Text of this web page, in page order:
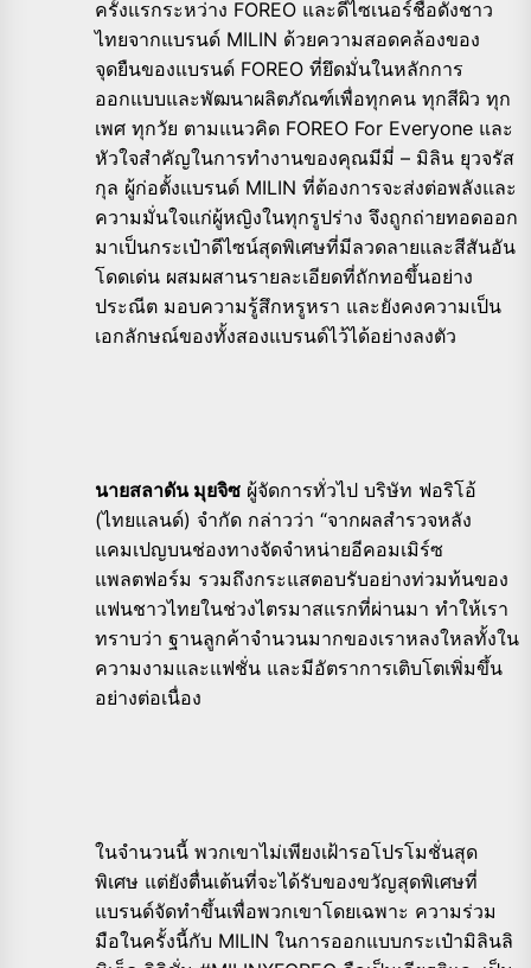
ครั้งแรกระหว่าง FOREO และดีไซเนอร์ชื่อดังชาว
ไทยจากแบรนด์ MILIN ด้วยความสอดคล้องของ
จุดยืนของแบรนด์ FOREO ที่ยึดมั่นในหลักการ
ออกแบบและพัฒนาผลิตภัณฑ์เพื่อทุกคน ทุกสีผิว ทุก
เพศ ทุกวัย ตามแนวคิด FOREO For Everyone และ
หัวใจสำคัญในการทำงานของคุณมีมี่ – มิลิน ยุวจรัส
กุล ผู้ก่อตั้งแบรนด์ MILIN ที่ต้องการจะส่งต่อพลังและ
ความมั่นใจแก่ผู้หญิงในทุกรูปร่าง จึงถูกถ่ายทอดออก
มาเป็นกระเป๋าดีไซน์สุดพิเศษที่มีลวดลายและสีสันอัน
โดดเด่น ผสมผสานรายละเอียดที่ถักทอขึ้นอย่าง
ประณีต มอบความรู้สึกหรูหรา และยังคงความเป็น
เอกลักษณ์ของทั้งสองแบรนด์ไว้ได้อย่างลงตัว
นายสลาดัน มุยจิซ ผู้จัดการทั่วไป บริษัท ฟอริโอ้
(ไทยแลนด์) จำกัด กล่าวว่า “จากผลสำรวจหลัง
แคมเปญบนช่องทางจัดจำหน่ายอีคอมเมิร์ซ
แพลตฟอร์ม รวมถึงกระแสตอบรับอย่างท่วมท้นของ
แฟนชาวไทยในช่วงไตรมาสแรกที่ผ่านมา ทำให้เรา
ทราบว่า ฐานลูกค้าจำนวนมากของเราหลงใหลทั้งใน
ความงามและแฟชั่น และมีอัตราการเติบโตเพิ่มขึ้น
อย่างต่อเนื่อง
ในจำนวนนี้ พวกเขาไม่เพียงเฝ้ารอโปรโมชั่นสุด
พิเศษ แต่ยังตื่นเต้นที่จะได้รับของขวัญสุดพิเศษที่
แบรนด์จัดทำขึ้นเพื่อพวกเขาโดยเฉพาะ ความร่วม
มือในครั้งนี้กับ MILIN ในการออกแบบกระเป๋ามิลินลิ